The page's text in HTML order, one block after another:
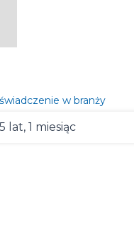
w branży
lat, 1 miesiąc